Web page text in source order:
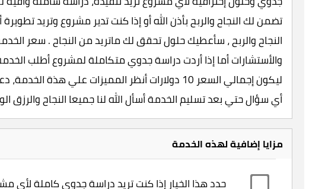
تضمن لك النجاح والربح بأذن الله أو إذا كنت تدير مشروع وتريد
والأستشارات أما إذا أردت دراسة جدوي متكاملة لمشروع أطلب
ليكون إجمالي السعر 10 دولارات أنظر المميزات علي
أي سؤال حتي بعد تسليم الخدمة أسأل الله لنا جميعا النجاح والرزق
مزايا إضافية لهذه الخدمة
حدد هذا الخيار إذا كنت تريد دراسة جدوي كاملة لأي